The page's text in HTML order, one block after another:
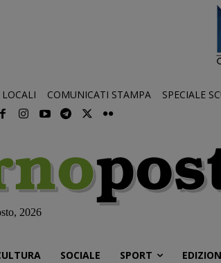
COMUNICATI STAMPA SPECIALE
2026
SOCIALE SPORT